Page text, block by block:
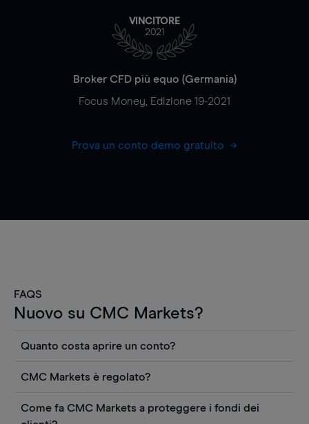
VINCITORE
2021
Broker CFD più equo (Germania)
Focus Money, Edizione 19-2021
Prova un conto demo gratuito
FAQS
Nuovo su CMC Markets?
Quanto costa aprire un conto?
Puoi anche visualizzare gratuitamente i prezzi e
utilizzare strumenti come grafici, notizie Reuters
o rapporti quantitativi sui titoli azionari di
CMC Markets è regolato?
regolamentato dall'Autorità federale tedesca di
Come fa CMC Markets a proteggere i fondi dei